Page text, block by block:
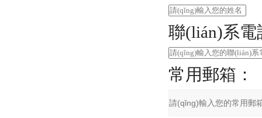
聯(lián)系電
常用郵箱：